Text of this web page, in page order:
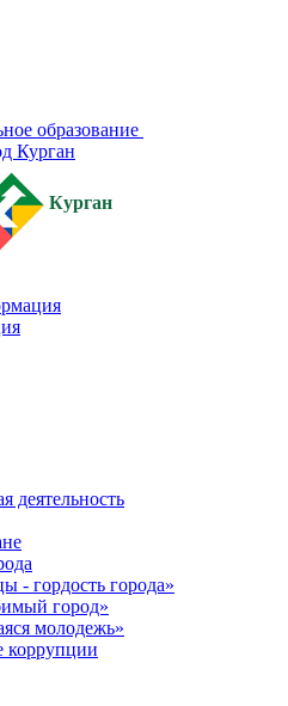
образование
Курган
Курган
деятельность
- гордость города»
город»
молодежь»
коррупции